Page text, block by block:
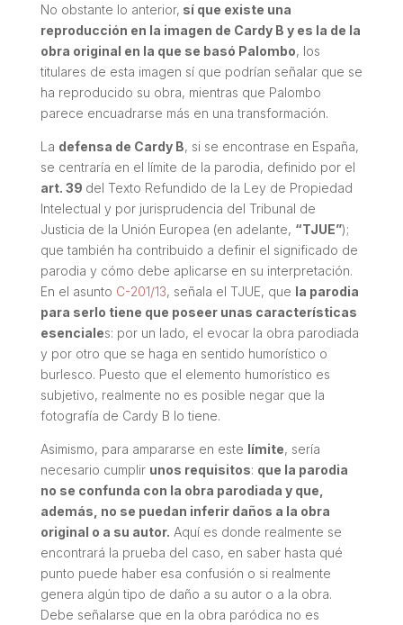
No obstante lo anterior, sí que existe una
reproducción en la imagen de Cardy B y es la de la
obra original en la que se basó Palombo, los
titulares de esta imagen sí que podrían señalar que se
ha reproducido su obra, mientras que Palombo
parece encuadrarse más en una transformación.
La defensa de Cardy B, si se encontrase en España,
se centraría en el límite de la parodia, definido por el
art. 39 del Texto Refundido de la Ley de Propiedad
Intelectual y por jurisprudencia del Tribunal de
Justicia de la Unión Europea (en adelante, “TJUE”);
que también ha contribuido a definir el significado de
parodia y cómo debe aplicarse en su interpretación.
En el asunto C-201/13, señala el TJUE, que la parodia
para serlo tiene que poseer unas características
esenciales: por un lado, el evocar la obra parodiada
y por otro que se haga en sentido humorístico o
burlesco. Puesto que el elemento humorístico es
subjetivo, realmente no es posible negar que la
fotografía de Cardy B lo tiene.
Asimismo, para ampararse en este límite, sería
necesario cumplir unos requisitos: que la parodia
no se confunda con la obra parodiada y que,
además, no se puedan inferir daños a la obra
original o a su autor. Aquí es donde realmente se
encontrará la prueba del caso, en saber hasta qué
punto puede haber esa confusión o si realmente
genera algún tipo de daño a su autor o a la obra.
Debe señalarse que en la obra paródica no es